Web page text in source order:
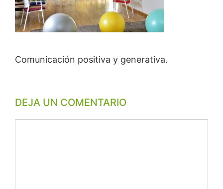
Comunicación positiva y generativa.
DEJA UN COMENTARIO